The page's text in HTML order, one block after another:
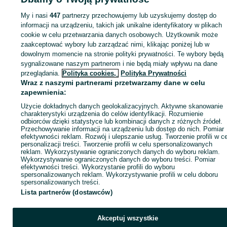
02 sierpnia 2026
Częstochowa, Lisiniec
24 lipca 2026
Strona główna Antyki i Kolekcje Antyki Stara ceramika Półmiski
Warmińsko-mazurskie
Półmiski - Lubajny
KATEGORIA
ID:938546893
Kup
My i nasi447 partnerzy przechowujemy lub uzyskujemy dostęp do
informacji na urządzeniu, takich jak unikalne identyfikatory w plikach
cookie w celu przetwarzania danych osobowych. Użytkownik może
zaakceptować wybory lub zarządzać nimi, klikając poniżej lub w
dowolnym momencie na stronie polityki prywatności. Te wybory będą
sygnalizowane naszym partnerom i nie będą miały wpływu na dane
przeglądania. Polityka cookies, Polityka Prywatności
Wraz z naszymi partnerami przetwarzamy dane w celu
zapewnienia:
Użycie dokładnych danych geolokalizacyjnych. Aktywne skanowanie
charakterystyki urządzenia do celów identyfikacji. Rozumienie
odbiorców dzięki statystyce lub kombinacji danych z różnych źródeł.
Przechowywanie informacji na urządzeniu lub dostęp do nich. Pomiar
efektywności reklam. Rozwój i ulepszanie usług. Tworzenie profili w
personalizacji treści. Tworzenie profili w celu spersonalizowanych
reklam. Wykorzystywanie ograniczonych danych do wyboru reklam.
Wykorzystywanie ograniczonych danych do wyboru treści. Pomiar
efektywności treści. Wykorzystanie profili do wyboru
spersonalizowanych reklam. Wykorzystywanie profili w celu doboru
spersonalizowanych treści.
Lista partnerów (dostawców)
Akceptuj wszystkie